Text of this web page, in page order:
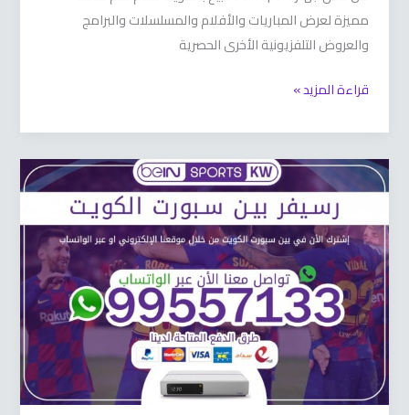
مميزة لعرض المباريات والأفلام والمسلسلات والبرامج
والعروض التلفزيونية الأخرى الحصرية
قراءة المزيد »
رسيفر
بين
سبورت
66633738
الكويت